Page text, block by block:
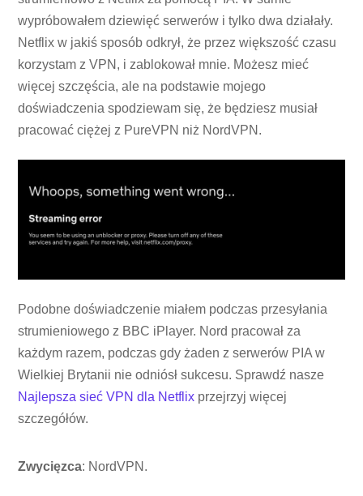
wypróbowałem dziewięć serwerów i tylko dwa działały.
Netflix w jakiś sposób odkrył, że przez większość czasu
korzystam z VPN, i zablokował mnie. Możesz mieć
więcej szczęścia, ale na podstawie mojego
doświadczenia spodziewam się, że będziesz musiał
pracować ciężej z PureVPN niż NordVPN.
Podobne doświadczenie miałem podczas przesyłania
strumieniowego z BBC iPlayer. Nord pracował za
każdym razem, podczas gdy żaden z serwerów PIA w
Wielkiej Brytanii nie odniósł sukcesu. Sprawdź nasze
Najlepsza sieć VPN dla Netflix przejrzyj więcej
szczegółów.
Zwycięzca: NordVPN.